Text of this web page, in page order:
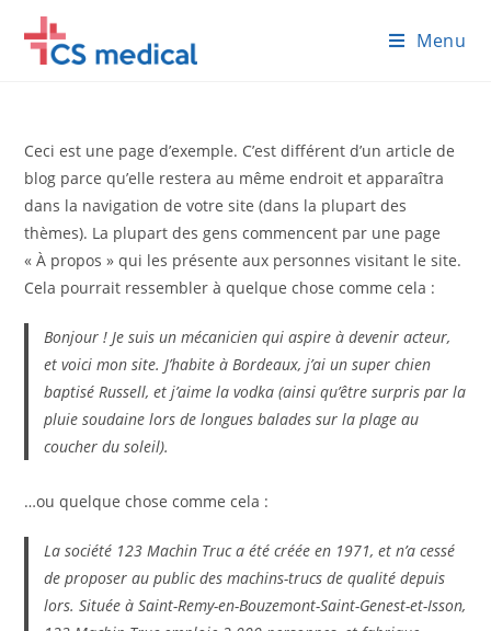
content
Menu
Ceci est une page d’exemple. C’est différent d’un article de
blog parce qu’elle restera au même endroit et apparaîtra
dans la navigation de votre site (dans la plupart des
thèmes). La plupart des gens commencent par une page
« À propos » qui les présente aux personnes visitant le site.
Cela pourrait ressembler à quelque chose comme cela :
Bonjour ! Je suis un mécanicien qui aspire à devenir acteur,
et voici mon site. J’habite à Bordeaux, j’ai un super chien
baptisé Russell, et j’aime la vodka (ainsi qu’être surpris par la
pluie soudaine lors de longues balades sur la plage au
coucher du soleil).
…ou quelque chose comme cela :
La société 123 Machin Truc a été créée en 1971, et n’a cessé
de proposer au public des machins-trucs de qualité depuis
lors. Située à Saint-Remy-en-Bouzemont-Saint-Genest-et-Isson,